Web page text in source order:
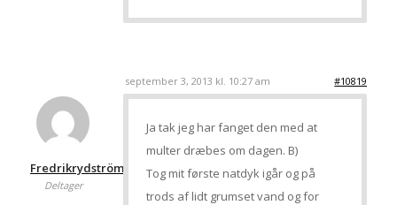
september 3, 2013 kl. 10:27 am #10819
Fredrikrydström
Deltager
Ja tak jeg har fanget den med at
multer dræbes om dagen. B)
Tog mit første natdyk igår og på
trods af lidt grumset vand og for